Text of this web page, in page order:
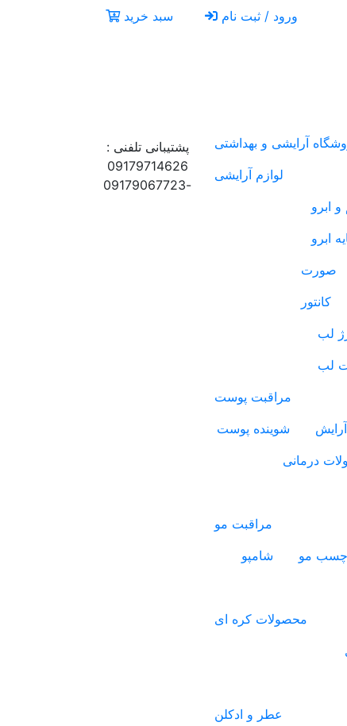
ورود / ثبت نام سبد خرید
آرایشی و بهداشتی
لوازم آرایشی
ابرو
ابرو
صورت
کانتور
لب
لب
مراقبت پوست
شوینده پوست
درمانی
مراقبت مو
مو
شامپو
محصولات کره ای
عطر و ادکلن
پشتیبانی تلفنی :
09179714626
-09179067723